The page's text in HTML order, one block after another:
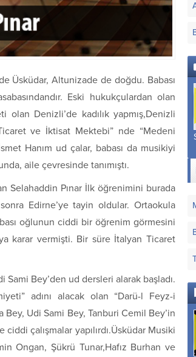
Üsküdar, Altunizade de doğdu. Babası
Eski hukukçulardan olan
Denizli’de kadılık yapmış,Denizli
ve İktisat Mektebi” nde “Medeni
Hanım ud çalar, babası da musikiyi
aile çevresinde tanımıştı.
Selahaddin Pınar İlk öğrenimini burada
Edirne’ye tayin oldular. Ortaokula
oğlunun ciddi bir öğrenim görmesini
karar vermişti. Bir süre İtalyan Ticaret
Sami Bey’den ud dersleri alarak başladı.
adını alacak olan “Darü-l Feyz-i
Bey, Udi Sami Bey, Tanburi Cemil Bey’in
çalışmalar yapılırdı.Üsküdar Musiki
Ongan, Şükrü Tunar,Hafız Burhan ve
Segâh Mâye Makamı Sultâni Yegâh Makamı